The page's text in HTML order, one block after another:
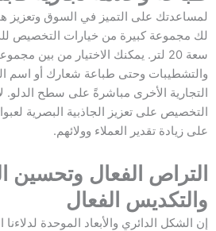
لمساعدتك على التميز في السوق وتعزيز
لك مجموعة كبيرة من خيارات التخصيص
سعة 20 لتر. يمكنك الاختيار من بين
والتشطيبات وحتى طباعة شعارك أو اسم
التجارية الأخرى مباشرةً على سطح الدلو.
التخصيص على تعزيز الجاذبية البصرية
على زيادة تقدير العملاء وولائهم.
التراص الفعال وتحسين
والتكديس الفعال